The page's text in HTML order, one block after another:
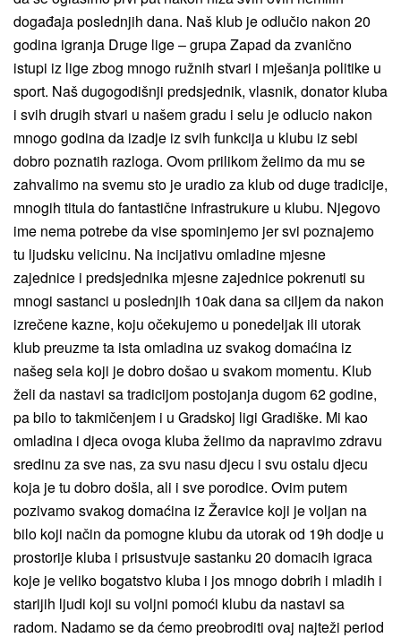
događaja poslednjih dana. Naš klub je odlučio nakon 20
godina igranja Druge lige – grupa Zapad da zvanično
istupi iz lige zbog mnogo ružnih stvari i mješanja politike u
sport. Naš dugogodišnji predsjednik, vlasnik, donator kluba
i svih drugih stvari u našem gradu i selu je odlucio nakon
mnogo godina da izadje iz svih funkcija u klubu iz sebi
dobro poznatih razloga. Ovom prilikom želimo da mu se
zahvalimo na svemu sto je uradio za klub od duge tradicije,
mnogih titula do fantastične infrastrukure u klubu. Njegovo
ime nema potrebe da vise spominjemo jer svi poznajemo
tu ljudsku velicinu. Na incijativu omladine mjesne
zajednice i predsjednika mjesne zajednice pokrenuti su
mnogi sastanci u poslednjih 10ak dana sa ciljem da nakon
izrečene kazne, koju očekujemo u ponedeljak ili utorak
klub preuzme ta ista omladina uz svakog domaćina iz
našeg sela koji je dobro došao u svakom momentu. Klub
želi da nastavi sa tradicijom postojanja dugom 62 godine,
pa bilo to takmičenjem i u Gradskoj ligi Gradiške. Mi kao
omladina i djeca ovoga kluba želimo da napravimo zdravu
sredinu za sve nas, za svu nasu djecu i svu ostalu djecu
koja je tu dobro došla, ali i sve porodice. Ovim putem
pozivamo svakog domaćina iz Žeravice koji je voljan na
bilo koji način da pomogne klubu da utorak od 19h dodje u
prostorije kluba i prisustvuje sastanku 20 domacih igraca
koje je veliko bogatstvo kluba i jos mnogo dobrih i mladih i
starijih ljudi koji su voljni pomoći klubu da nastavi sa
radom. Nadamo se da ćemo preobroditi ovaj najteži period